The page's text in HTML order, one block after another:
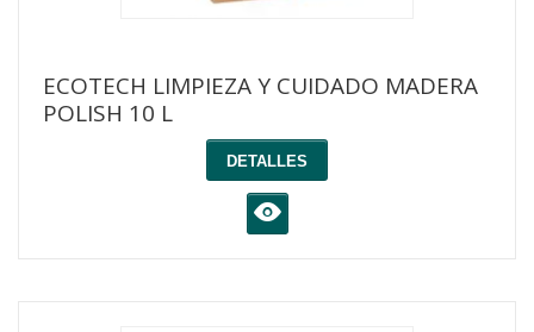
ECOTECH LIMPIEZA Y CUIDADO MADERA
POLISH 10 L
DETALLES
K